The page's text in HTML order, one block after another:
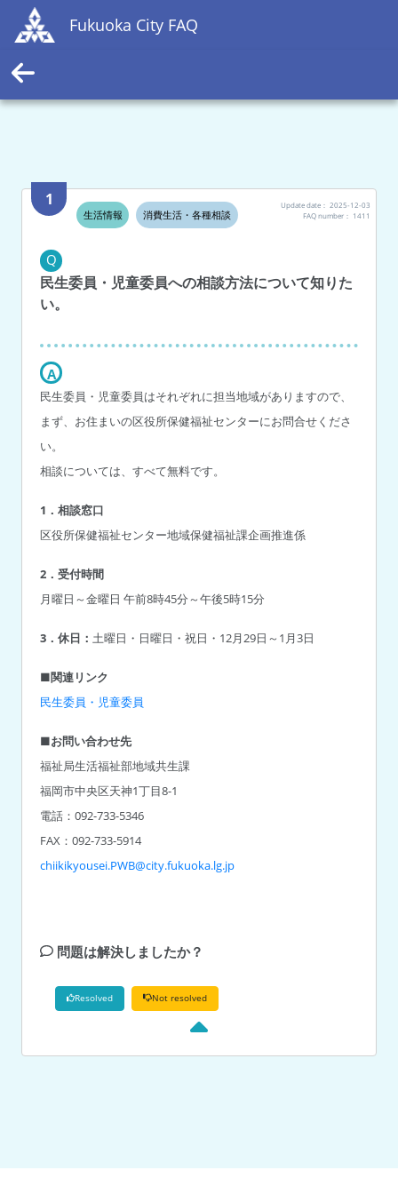
Fukuoka City FAQ
1
生活情報 消費生活・各種相談
Update date： 2025-12-03
FAQ number： 1411
Q
民生委員・児童委員への相談方法について知りた
い。
A
民生委員・児童委員はそれぞれに担当地域がありますので、
まず、お住まいの区役所保健福祉センターにお問合せくださ
い。
相談については、すべて無料です。
1．相談窓口
区役所保健福祉センター地域保健福祉課企画推進係
2．受付時間
月曜日～金曜日 午前8時45分～午後5時15分
3．休日： 土曜日・日曜日・祝日・12月29日～1月3日
■関連リンク
民生委員・児童委員
■お問い合わせ先
福祉局生活福祉部地域共生課
福岡市中央区天神1丁目8-1
電話：092-733-5346
chiikikyousei.PWB@city.fukuoka.lg.jp
問題は解決しましたか？
Resolved Not resolved